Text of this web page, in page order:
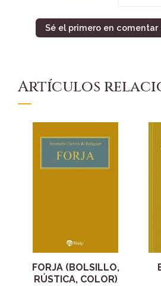
Sé el primero en
Artículos
FORJA (BOLSILLO,
RÚSTICA, COLOR)